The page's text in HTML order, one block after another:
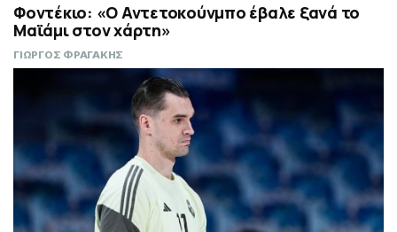
Φοντέκιο: «Ο Αντετοκούνμπο έβαλε ξανά το
Μαϊάμι στον χάρτη»
ΓΙΩΡΓΟΣ ΦΡΑΓΑΚΗΣ